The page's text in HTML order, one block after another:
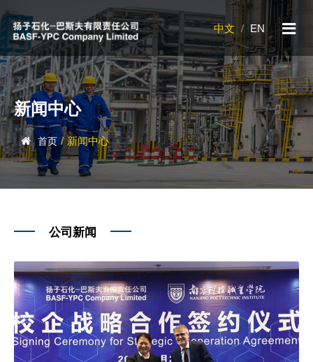
中文 / EN
新闻中心
首页 / 新闻中心
公司新闻